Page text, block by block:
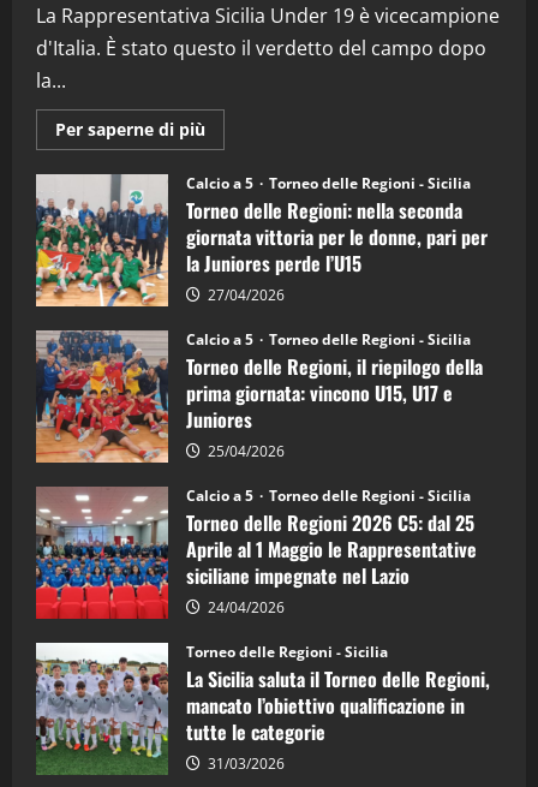
08/04/2026
La Rappresentativa Sicilia Under 19 è vicecampione
d'Italia. È stato questo il verdetto del campo dopo
la...
Per saperne di più
informazioni
Torneo
delle
Regioni
di
calcio
a
5:
la
Juniores
è
vicecampione
d’Italia
Calcio a 5 Torneo delle Regioni - Sicilia
Torneo delle Regioni: nella seconda
giornata vittoria per le donne, pari per
la Juniores perde l’U15
27/04/2026
Calcio a 5 Torneo delle Regioni - Sicilia
Torneo delle Regioni, il riepilogo della
prima giornata: vincono U15, U17 e
Juniores
25/04/2026
Calcio a 5 Torneo delle Regioni - Sicilia
Torneo delle Regioni 2026 C5: dal 25
Aprile al 1 Maggio le Rappresentative
siciliane impegnate nel Lazio
24/04/2026
Torneo delle Regioni - Sicilia
La Sicilia saluta il Torneo delle Regioni,
mancato l’obiettivo qualificazione in
tutte le categorie
31/03/2026